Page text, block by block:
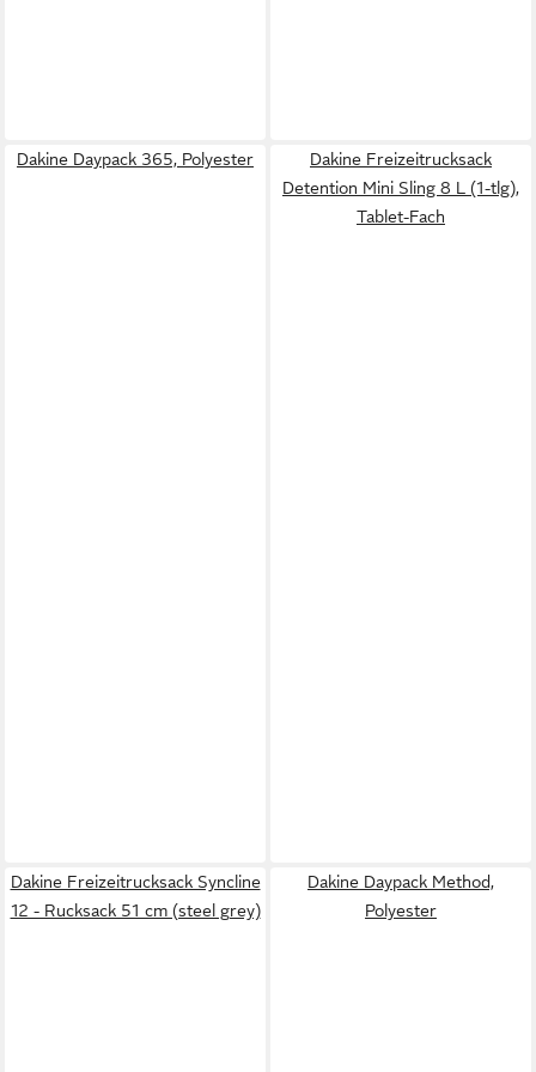
Dakine Daypack 365, Polyester
Dakine Freizeitrucksack
Detention Mini Sling 8 L (1-tlg),
Tablet-Fach
Dakine Freizeitrucksack Syncline
12 - Rucksack 51 cm (steel grey)
Dakine Daypack Method,
Polyester